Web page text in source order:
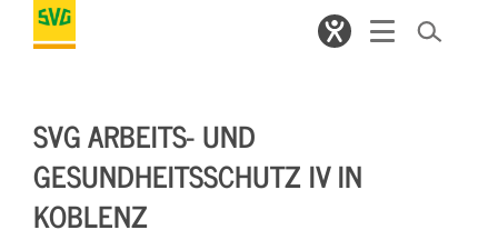
SVG ARBEITS- UND
GESUNDHEITSSCHUTZ IV IN
KOBLENZ